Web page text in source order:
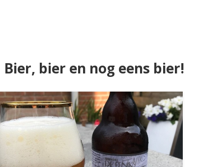
Bier, bier en nog eens bier!